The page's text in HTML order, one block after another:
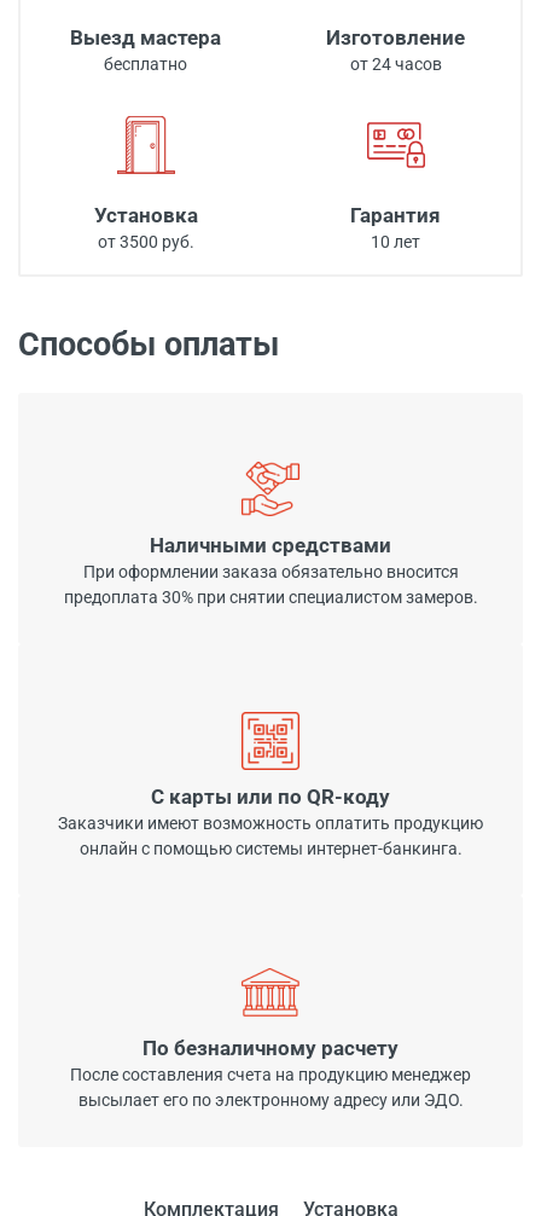
Выезд мастера
бесплатно
Изготовление
от 24 часов
Установка
от 3500 руб.
Гарантия
10 лет
Способы оплаты
Наличными средствами
При оформлении заказа обязательно вносится
предоплата 30% при снятии специалистом замеров.
С карты или по QR-коду
Заказчики имеют возможность оплатить продукцию
онлайн с помощью системы интернет-банкинга.
По безналичному расчету
После составления счета на продукцию менеджер
высылает его по электронному адресу или ЭДО.
Комплектация Установка